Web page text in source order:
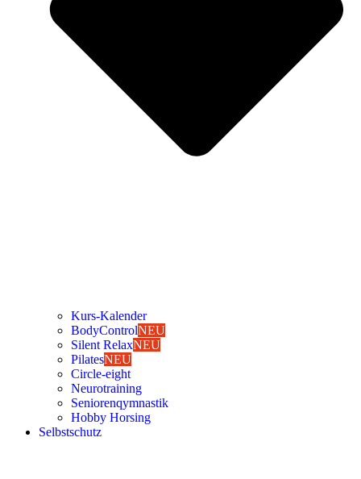
Kurs-Kalen­­der
Body­Con­trolNEU
Silent RelaxNEU
Pila­tesNEU
Cir­cle-eight
Neu­ro­trai­ning
Senio­ren­qym­nas­tik
Hob­by Hor­sing
Selbst­schutz